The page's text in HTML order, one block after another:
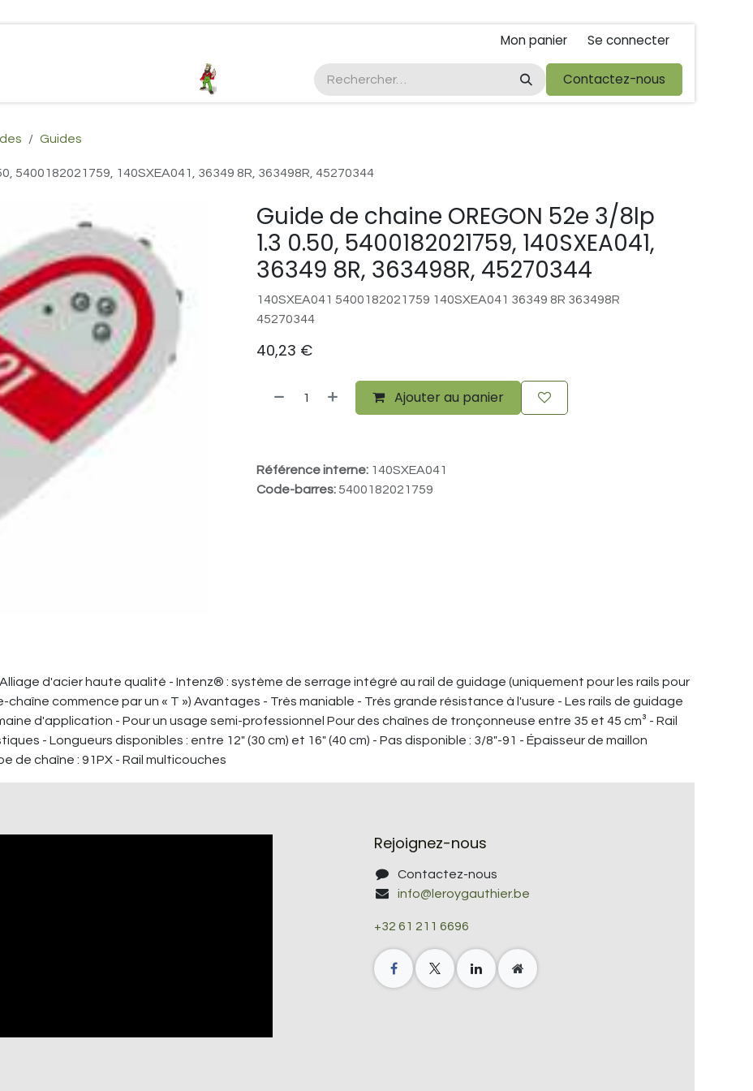
Mon panier Se connecter
Plus d'infos Kubota 38cv EGO Kubota foire de libramont Droit de rétractations
Contactez-nous
Guides
5400182021759, 140SXEA041, 36349 8R, 363498R, 45270344
Guide de chaine OREGON 52e 3/8lp
1.3 0.50, 5400182021759, 140SXEA041,
36349 8R, 363498R, 45270344
140SXEA041 5400182021759 140SXEA041 36349 8R 363498R
45270344
40,23 €
Ajouter au panier
Référence interne: 140SXEA041
Code-barres:5400182021759
d'acier haute qualité - Intenz® : système de serrage intégré au rail de guidage (uniquement pour les rails pour
commence par un « T ») Avantages - Très maniable - Très grande résistance à l'usure - Les rails de guidage
d'application - Pour un usage semi-professionnel Pour des chaînes de tronçonneuse entre 35 et 45 cm³ - Rail
- Longueurs disponibles : entre 12" (30 cm) et 16" (40 cm) - Pas disponible : 3/8"-91 - Épaisseur de maillon
de chaîne : 91PX - Rail multicouches
Rejoignez-nous
Contactez-nous
info@leroygauthier.be
+32 61 211 6696